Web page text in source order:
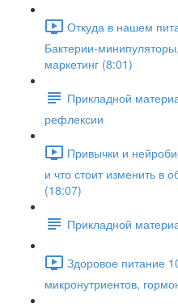
Откуда в нашем
Бактерии-
маркетинг (8:01)
Прикладной
рефлексии
Привычки и
и что стоит изменить в
(18:07)
Прикладной
Здоровое питание
микронутриентов,